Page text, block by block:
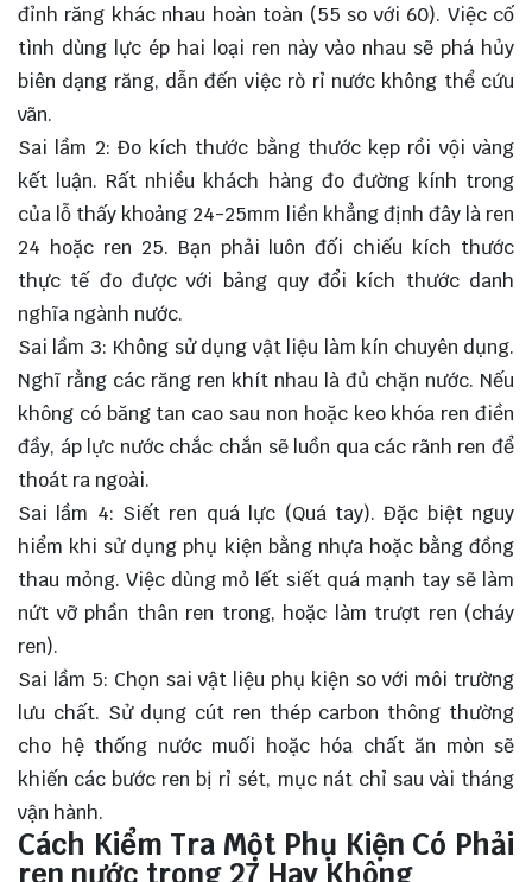
đỉnh răng khác nhau hoàn toàn (55 so với 60). Việc cố
tình dùng lực ép hai loại ren này vào nhau sẽ phá hủy
biên dạng răng, dẫn đến việc rò rỉ nước không thể cứu
vãn.
Sai lầm 2: Đo kích thước bằng thước kẹp rồi vội vàng
kết luận. Rất nhiều khách hàng đo đường kính trong
của lỗ thấy khoảng 24-25mm liền khẳng định đây là ren
24 hoặc ren 25. Bạn phải luôn đối chiếu kích thước
thực tế đo được với bảng quy đổi kích thước danh
nghĩa ngành nước.
Sai lầm 3: Không sử dụng vật liệu làm kín chuyên dụng.
Nghĩ rằng các răng ren khít nhau là đủ chặn nước. Nếu
không có băng tan cao sau non hoặc keo khóa ren điền
đầy, áp lực nước chắc chắn sẽ luồn qua các rãnh ren để
thoát ra ngoài.
Sai lầm 4: Siết ren quá lực (Quá tay). Đặc biệt nguy
hiểm khi sử dụng phụ kiện bằng nhựa hoặc bằng đồng
thau mỏng. Việc dùng mỏ lết siết quá mạnh tay sẽ làm
nứt vỡ phần thân ren trong, hoặc làm trượt ren (cháy
ren).
Sai lầm 5: Chọn sai vật liệu phụ kiện so với môi trường
lưu chất. Sử dụng cút ren thép carbon thông thường
cho hệ thống nước muối hoặc hóa chất ăn mòn sẽ
khiến các bước ren bị rỉ sét, mục nát chỉ sau vài tháng
vận hành.
Cách Kiểm Tra Một Phụ Kiện Có Phải
ren nước trong 27 Hay Không